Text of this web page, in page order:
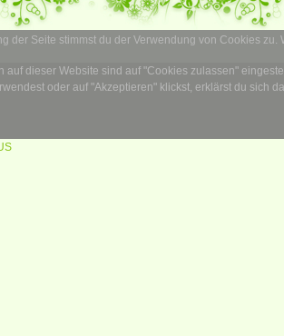
der Seite stimmst du der Verwendung von Cookies zu.
auf dieser Website sind auf "Cookies zulassen"
oder auf "Akzeptieren" klickst, erklärst du sich